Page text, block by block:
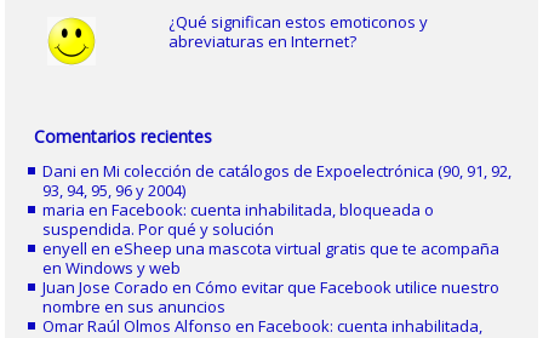
¿Qué significan estos emoticonos y
abreviaturas en Internet?
Comentarios recientes
Dani enMi colección de catálogos de Expoelectrónica (90, 91, 92,
93, 94, 95, 96 y 2004)
maria enFacebook: cuenta inhabilitada, bloqueada o
suspendida. Por qué y solución
enyell eneSheep una mascota virtual gratis que te acompaña
en Windows y web
Juan Jose Corado enCómo evitar que Facebook utilice nuestro
nombre en sus anuncios
Omar Raúl Olmos Alfonso enFacebook: cuenta inhabilitada,